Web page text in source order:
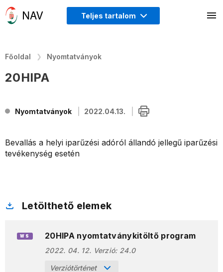
Teljes tartalom
Főoldal Nyomtatványok
20HIPA
Nyomtatványok 2022.04.13.
Bevallás a helyi iparűzési adóról állandó jellegű iparűzési
tevékenység esetén
Letölthető elemek
WS 20HIPA nyomtatványkitöltő program
2022. 04. 12. Verzió: 24.0
Verziótörténet